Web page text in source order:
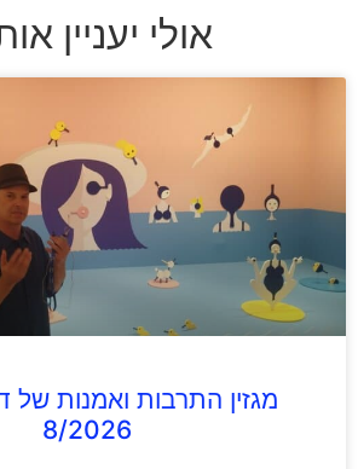
אולי יעניין
מגזין התרבות ואמנות של
8/2026